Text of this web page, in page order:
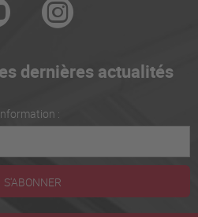
dernières actualités
:
S'ABONNER